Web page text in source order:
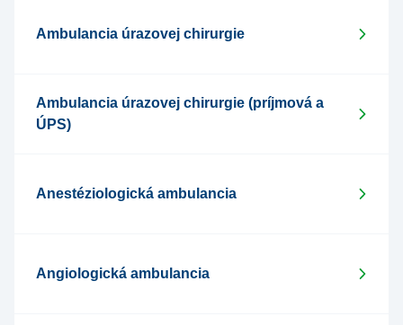
Ambulancia úrazovej chirurgie
Ambulancia úrazovej chirurgie (príjmová a
ÚPS)
Anestéziologická ambulancia
Angiologická ambulancia